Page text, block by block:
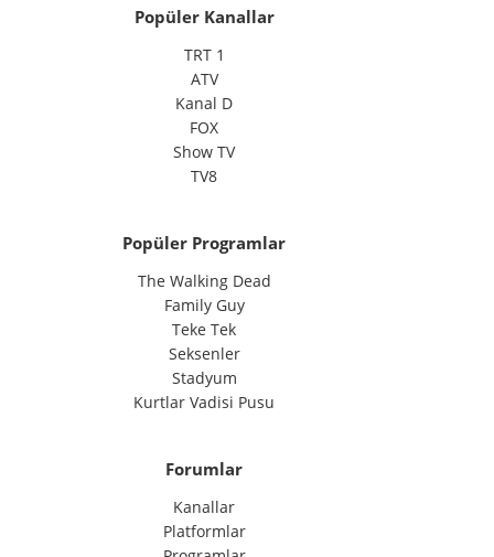
Popüler Kanallar
TRT 1
ATV
Kanal D
FOX
Show TV
TV8
Popüler Programlar
The Walking Dead
Family Guy
Teke Tek
Seksenler
Stadyum
Kurtlar Vadisi Pusu
Forumlar
Kanallar
Platformlar